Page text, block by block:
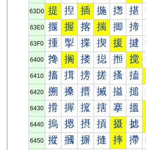
63D0 提 揑 插 揓 揔 揕
63E0 揠 握 揢 揣 揤 揥
63F0 揰 揱 揲 揳 援 揵
6400 搀 搁 搂 搃 搄 搅
6410 搐 搑 搒 搓 搔 搕
6420 搠 搡 搢 搣 搤 搥
6430 搰 搱 搲 搳 搴 搵
6440 摀 摁 摂 摃 摄 摅
6450 摐 摑 摒 摓 摔 摕